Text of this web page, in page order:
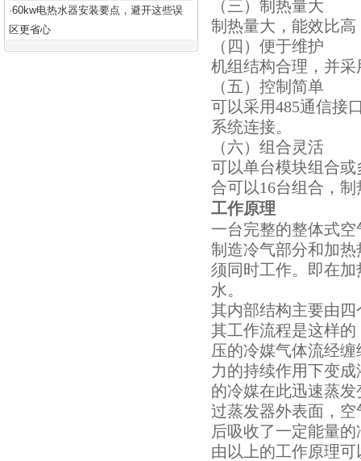
·60kw电热水器安装要点，避开这些误
区更省心
（三）制热量大
制热量大，能效比
（四）便于维护
机组结构合理，并
（五）控制简单
可以采用485通信接
系统连接。
（六）组合灵活
可以单台模块组合或
合可以16台组合，
工作原理
一台完整的整体式
制造冷气部分和加
须同时工作。即在
水。
其内部结构主要由
其工作流程是这样
压的冷媒气体流经
力的持续作用下变
的冷媒在此迅速蒸
过蒸发器外表面，
后吸收了一定能量
由以上的工作原理